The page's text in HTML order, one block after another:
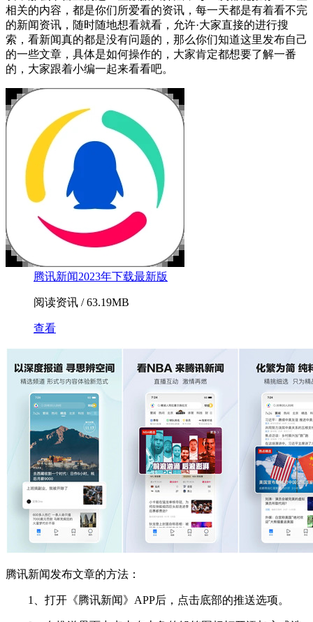
相关的内容，都是你们所爱看的资讯，每一天都是有着看不完
的新闻资讯，随时随地想看就看，允许·大家直接的进行搜
索，看新闻真的都是没有问题的，那么你们知道这里发布自己
的一些文章，具体是如何操作的，大家肯定都想要了解一番
的，大家跟着小编一起来看看吧。
腾讯新闻2023年下载最新版
阅读资讯 / 63.19MB
查看
腾讯新闻发布文章的方法：
1、打开《腾讯新闻》APP后，点击底部的推送选项。